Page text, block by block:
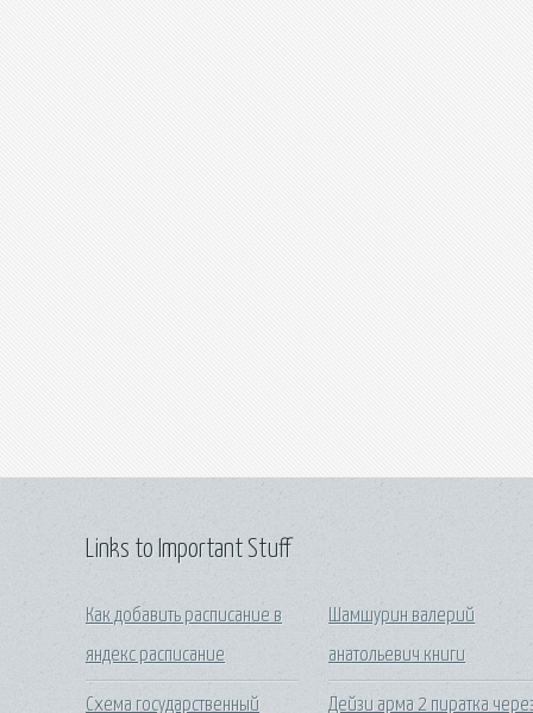
Links to Important Stuff
Как добавить расписание в
яндекс расписание
Схема государственный
Шамшурин валерий
анатольевич книги
Дейзи арма 2 пиратка